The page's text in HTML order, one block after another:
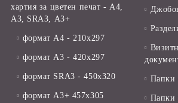
хартия за цветен печат - А4,
А3, SRA3, А3+
формат А4 - 210x297
формат А3 - 420x297
формат SRA3 - 450x320
формат А3+ 457x305
Папки
Папки